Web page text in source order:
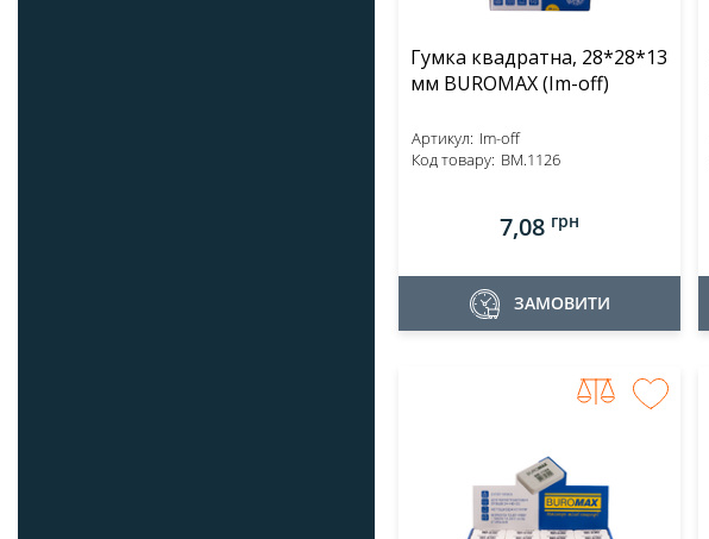
Гумка квадратна, 28*28*13
мм BUROMAX (Im-off)
Артикул: Im-off
Код товару: BM.1126
7,08 грн
ЗАМОВИТИ